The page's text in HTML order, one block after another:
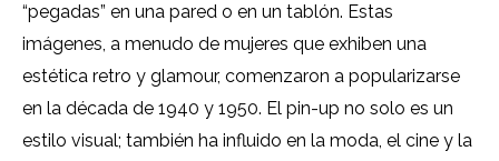
“pegadas” en una pared o en un tablón. Estas
imágenes, a menudo de mujeres que exhiben una
estética retro y glamour, comenzaron a popularizarse
en la década de 1940 y 1950. El pin-up no solo es un
estilo visual; también ha influido en la moda, el cine y la